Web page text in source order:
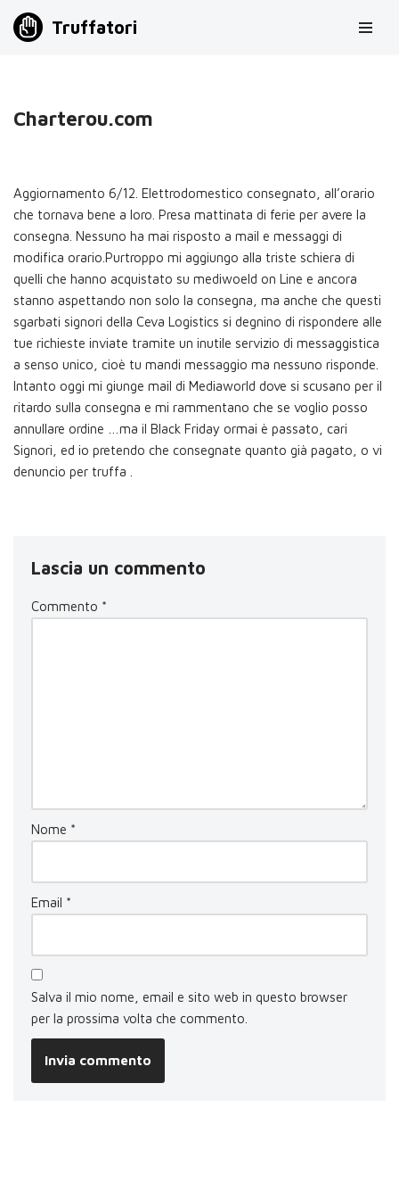
Truffatori
Charterou.com
Aggiornamento 6/12. Elettrodomestico consegnato, all’orario
che tornava bene a loro. Presa mattinata di ferie per avere la
consegna. Nessuno ha mai risposto a mail e messaggi di
modifica orario.Purtroppo mi aggiungo alla triste schiera di
quelli che hanno acquistato su mediwoeld on Line e ancora
stanno aspettando non solo la consegna, ma anche che questi
sgarbati signori della Ceva Logistics si degnino di rispondere alle
tue richieste inviate tramite un inutile servizio di messaggistica
a senso unico, cioè tu mandi messaggio ma nessuno risponde.
Intanto oggi mi giunge mail di Mediaworld dove si scusano per il
ritardo sulla consegna e mi rammentano che se voglio posso
annullare ordine …ma il Black Friday ormai è passato, cari
Signori, ed io pretendo che consegnate quanto già pagato, o vi
denuncio per truffa .
Lascia un commento
Commento *
Nome *
Email *
Salva il mio nome, email e sito web in questo browser
per la prossima volta che commento.